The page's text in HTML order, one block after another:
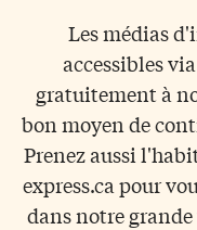
Les médias
accessibles
gratuitement à
bon moyen de
Prenez aussi
express.ca pour
dans notre